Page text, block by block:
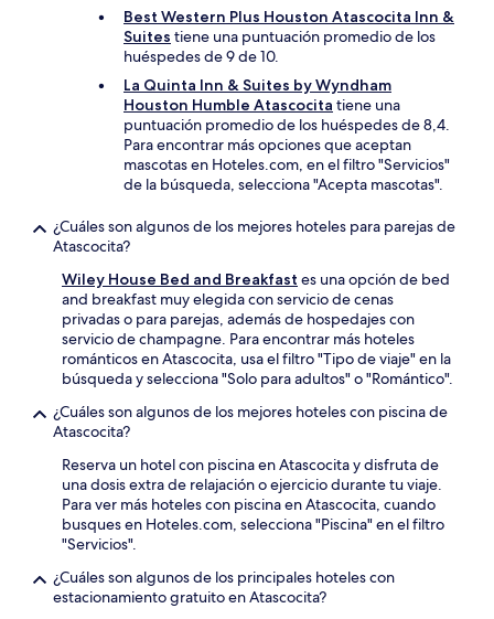
Best Western Plus Houston Atascocita Inn &
Suites tiene una puntuación promedio de los
huéspedes de 9 de 10.
La Quinta Inn & Suites by Wyndham
Houston Humble Atascocita tiene una
puntuación promedio de los huéspedes de 8,4.
Para encontrar más opciones que aceptan
mascotas en Hoteles.com, en el filtro "Servicios"
de la búsqueda, selecciona "Acepta mascotas".
¿Cuáles son algunos de los mejores hoteles para parejas de
Atascocita?
Wiley House Bed and Breakfast es una opción de bed
and breakfast muy elegida con servicio de cenas
privadas o para parejas, además de hospedajes con
servicio de champagne. Para encontrar más hoteles
románticos en Atascocita, usa el filtro "Tipo de viaje" en la
búsqueda y selecciona "Solo para adultos" o "Romántico".
¿Cuáles son algunos de los mejores hoteles con piscina de
Atascocita?
Reserva un hotel con piscina en Atascocita y disfruta de
una dosis extra de relajación o ejercicio durante tu viaje.
Para ver más hoteles con piscina en Atascocita, cuando
busques en Hoteles.com, selecciona "Piscina" en el filtro
"Servicios".
¿Cuáles son algunos de los principales hoteles con
estacionamiento gratuito en Atascocita?